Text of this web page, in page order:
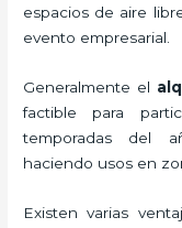
espacios de aire
evento empresarial.
Generalmente el
factible para
temporadas del
haciendo usos en
Existen varias